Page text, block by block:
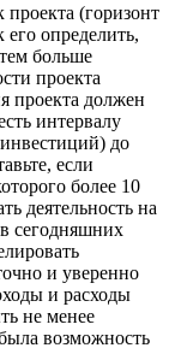
проекта (горизонт
определить,
больше
проекта
проекта должен
интервалу
до
если
более 10
деятельность на
сегодняшних
и уверенно
и расходы
не менее
возможность